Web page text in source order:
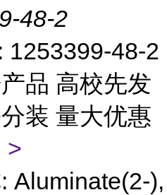
48-2
1253399-48-2
品 高校先发
装 量大优惠
>
Aluminate(2-),